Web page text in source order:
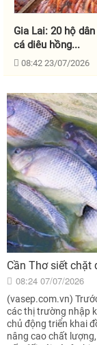
Gia Lai: 20 hộ
cá diêu hồng...
08:42 23/07/2026
Cần Thơ siết chặt
08:24 07/07/2026
(vasep.com.vn)
các thị trường nhập
chủ động triển khai
nâng cao chất